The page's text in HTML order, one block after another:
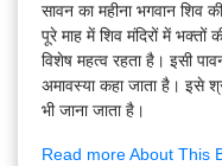
सावन का महीना भगवान शिव
पूरे माह में शिव मंदिरों में
विशेष महत्व रहता है। इसी
अमावस्या कहा जाता है। इसे
भी जाना जाता है।
Read more About This